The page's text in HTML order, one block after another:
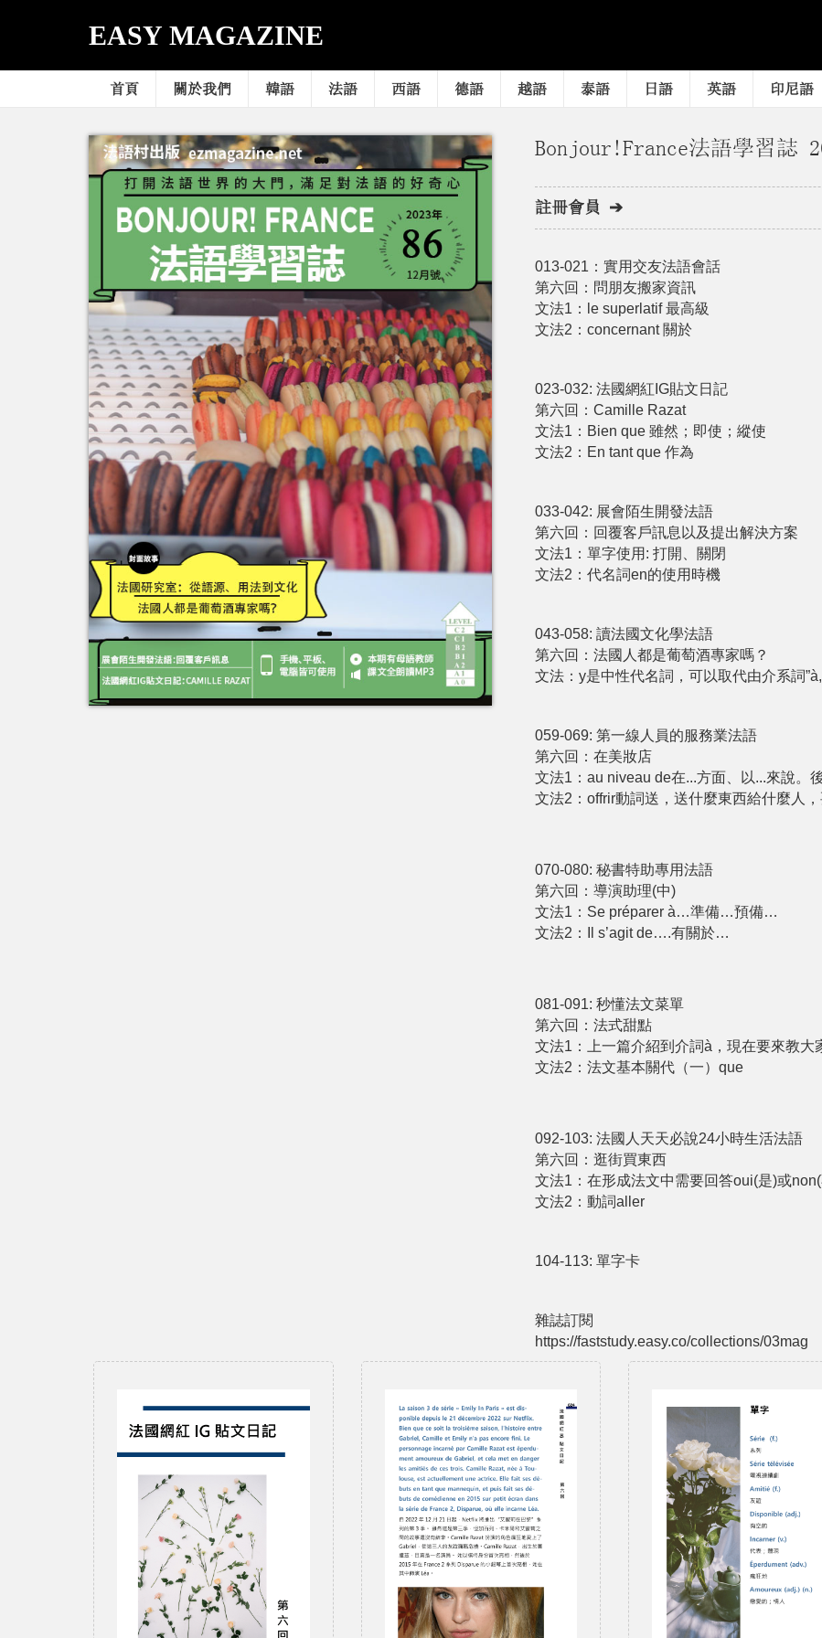
EASY MAGAZINE
首頁 關於我們 韓語 法語 西語 德語 越語 泰語 日語 英語 印尼語
Bonjour!France法語學習誌
註冊會員 ➔
013-021：實用交友法語會話
第六回：問朋友搬家資訊
文法1：le superlatif 最⾼級
文法2：concernant 關於
023-032: 法國網紅IG貼文日記
第六回：Camille Razat
文法1：Bien que 雖然；即使；縱使
文法2：En tant que 作為
033-042: 展會陌生開發法語
第六回：回覆客戶訊息以及提出解決方案
文法1：單字使⽤: 打開、關閉
文法2：代名詞en的使⽤時機
043-058: 讀法國文化學法語
第六回：法國人都是葡萄酒專家嗎？
文法：y是中性代名詞，可以取代由介系詞
059-069: 第一線人員的服務業法語
第六回：在美妝店
文法1：au niveau de在...⽅⾯、以...來說。
文法2：offrir動詞送，送什麼東⻄給什麼⼈
070-080: 秘書特助專用法語
第六回：導演助理(中)
文法1：Se préparer à…準備…預備…
文法2：Il s’agit de….有關於…
081-091: 秒懂法文菜單
第六回：法式甜點
文法1：上⼀篇介紹到介詞à，現在要來教⼤
文法2：法文基本關代（⼀）que
092-103: 法國人天天必說24小時生活法語
第六回：逛街買東⻄
文法1：在形成法⽂中需要回答oui(是)或
文法2：動詞aller
104-113: 單字卡
雜誌訂閱
https://faststudy.easy.co/collections/03mag